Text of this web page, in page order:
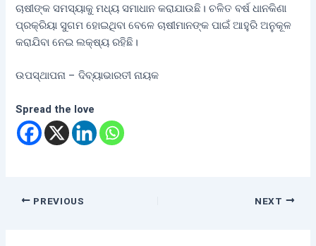
ଚାଷୀଙ୍କ ସମସ୍ୟାକୁ ମଧ୍ୟ ସମାଧାନ କରାଯାଉଛି। ଚଳିତ ବର୍ଷ ଧାନକିଣା
ପ୍ରକ୍ରିୟା ସୁଗମ ହୋଇଥିବା ବେଳେ ଚାଷୀମାନଙ୍କ ପାଇଁ ଆହୁରି ଅନୁକୂଳ
କରାଯିବା ନେଇ ଲକ୍ଷ୍ୟ ରହିଛି।
ଉପସ୍ଥାପନା – ଦିବ୍ୟାଭାରତୀ ନାୟକ
Spread the love
PREVIOUS NEXT